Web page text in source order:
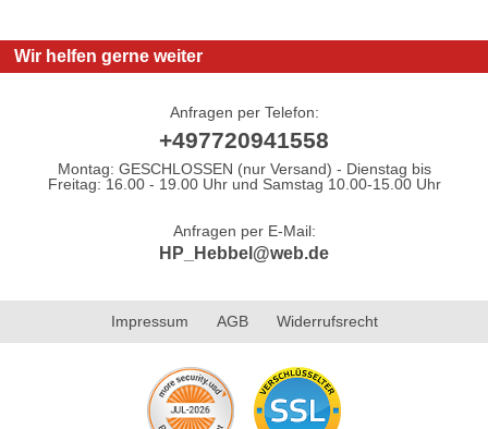
Wir helfen gerne weiter
Anfragen per Telefon:
+497720941558
Montag: GESCHLOSSEN (nur Versand) - Dienstag bis
Freitag: 16.00 - 19.00 Uhr und Samstag 10.00-15.00 Uhr
Anfragen per E-Mail:
HP_Hebbel@web.de
Impressum AGB Widerrufsrecht